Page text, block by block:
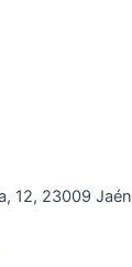
12, 23009 Jaén